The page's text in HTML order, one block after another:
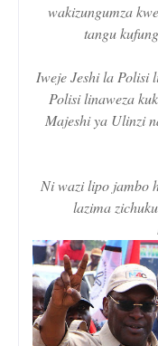
wakizungumza
tangu
Iweje Jeshi la Polisi
Polisi linaweza
Majeshi ya Ulinzi
Ni wazi lipo jambo
lazima